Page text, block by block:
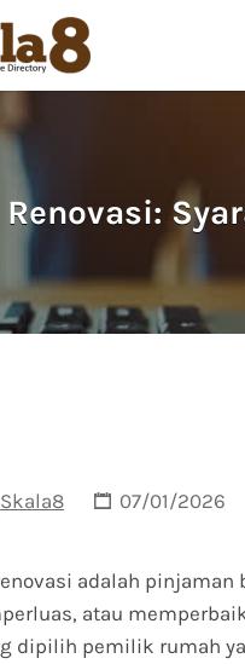
Renovasi:
Skala8 07/01/2026
adalah
atau
dipilih pemilik rumah